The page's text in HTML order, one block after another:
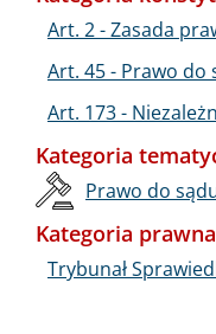
Art. 2 - Zasada
Art. 45 - Prawo do
Art. 173 -
Kategoria
Prawo do
Kategoria
Trybunał